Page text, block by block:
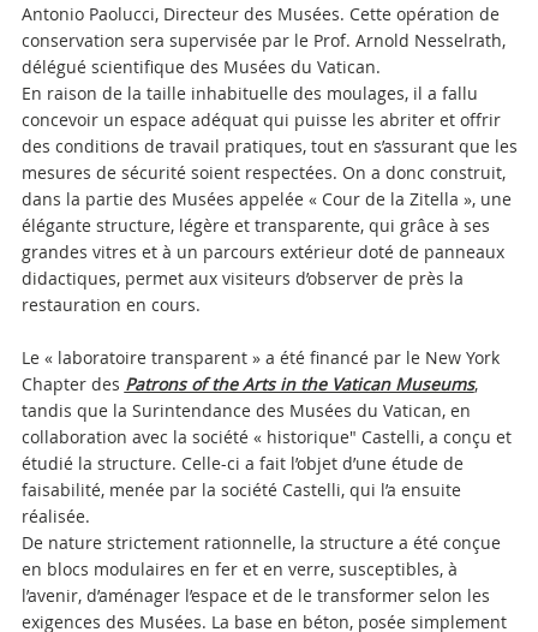
Antonio Paolucci, Directeur des Musées. Cette opération de
conservation sera supervisée par le Prof. Arnold Nesselrath,
délégué scientifique des Musées du Vatican.
En raison de la taille inhabituelle des moulages, il a fallu
concevoir un espace adéquat qui puisse les abriter et offrir
des conditions de travail pratiques, tout en s’assurant que les
mesures de sécurité soient respectées. On a donc construit,
dans la partie des Musées appelée « Cour de la Zitella », une
élégante structure, légère et transparente, qui grâce à ses
grandes vitres et à un parcours extérieur doté de panneaux
didactiques, permet aux visiteurs d’observer de près la
restauration en cours.
Le « laboratoire transparent » a été financé par le New York
Chapter des Patrons of the Arts in the Vatican Museums,
tandis que la Surintendance des Musées du Vatican, en
collaboration avec la société « historique" Castelli, a conçu et
étudié la structure. Celle-ci a fait l’objet d’une étude de
faisabilité, menée par la société Castelli, qui l’a ensuite
réalisée.
De nature strictement rationnelle, la structure a été conçue
en blocs modulaires en fer et en verre, susceptibles, à
l’avenir, d’aménager l’espace et de le transformer selon les
exigences des Musées. La base en béton, posée simplement